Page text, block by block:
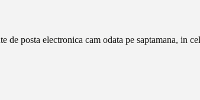
posta electronica cam odata pe saptamana, in